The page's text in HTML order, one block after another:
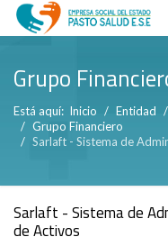
Grupo
Está aquí: Inicio Entidad
Grupo Financiero
Sarlaft - Sistema de
Sarlaft - Sistema de
de Activos